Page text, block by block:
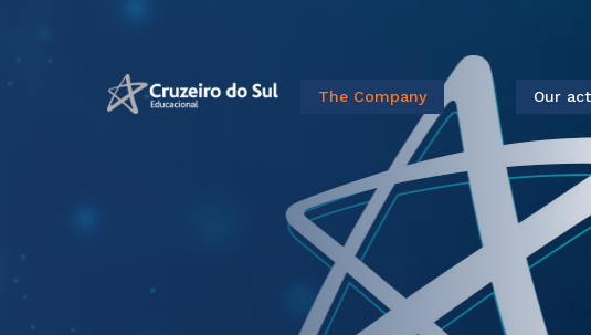
The Company Our